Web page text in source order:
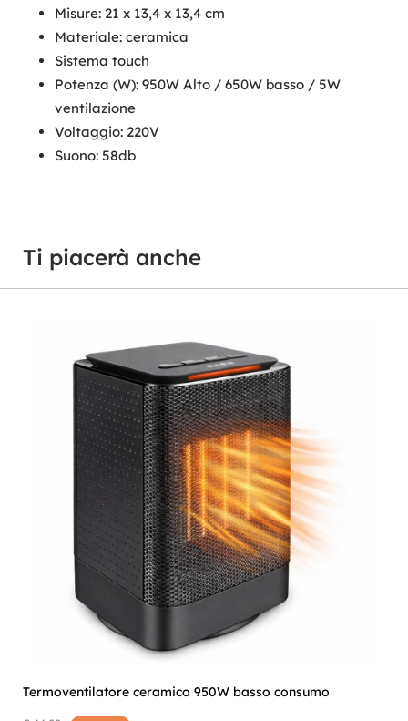
Misure: 21 x 13,4 x 13,4 cm
Materiale: ceramica
Sistema touch
Potenza (W): 950W Alto / 650W basso / 5W
ventilazione
Voltaggio: 220V
Suono: 58db
Ti piacerà anche
Termoventilatore ceramico 950W basso consumo